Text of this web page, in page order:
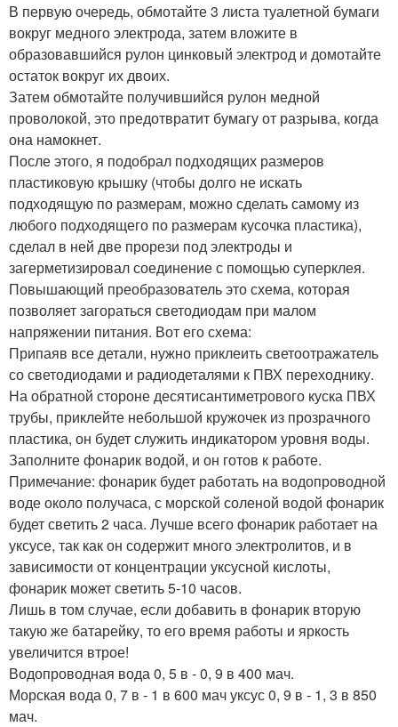
В первую очередь, обмотайте 3 листа туалетной бумаги
вокруг медного электрода, затем вложите в
образовавшийся рулон цинковый электрод и домотайте
остаток вокруг их двоих.
Затем обмотайте получившийся рулон медной
проволокой, это предотвратит бумагу от разрыва, когда
она намокнет.
После этого, я подобрал подходящих размеров
пластиковую крышку (чтобы долго не искать
подходящую по размерам, можно сделать самому из
любого подходящего по размерам кусочка пластика),
сделал в ней две прорези под электроды и
загерметизировал соединение с помощью суперклея.
Повышающий преобразователь это схема, которая
позволяет загораться светодиодам при малом
напряжении питания. Вот его схема:
Припаяв все детали, нужно приклеить светоотражатель
со светодиодами и радиодеталями к ПВХ переходнику.
На обратной стороне десятисантиметрового куска ПВХ
трубы, приклейте небольшой кружочек из прозрачного
пластика, он будет служить индикатором уровня воды.
Заполните фонарик водой, и он готов к работе.
Примечание: фонарик будет работать на водопроводной
воде около получаса, с морской соленой водой фонарик
будет светить 2 часа. Лучше всего фонарик работает на
уксусе, так как он содержит много электролитов, и в
зависимости от концентрации уксусной кислоты,
фонарик может светить 5-10 часов.
Лишь в том случае, если добавить в фонарик вторую
такую же батарейку, то его время работы и яркость
увеличится втрое!
Водопроводная вода 0, 5 в - 0, 9 в 400 мач.
Морская вода 0, 7 в - 1 в 600 мач уксус 0, 9 в - 1, 3 в 850
мач.